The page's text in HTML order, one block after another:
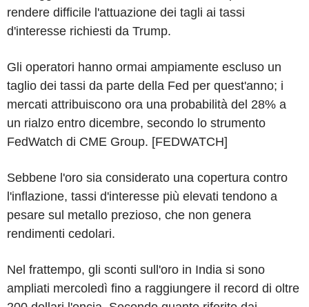
rendere difficile l'attuazione dei tagli ai tassi
d'interesse richiesti da Trump.
Gli operatori hanno ormai ampiamente escluso un
taglio dei tassi da parte della Fed per quest'anno; i
mercati attribuiscono ora una probabilità del 28% a
un rialzo entro dicembre, secondo lo strumento
FedWatch di CME Group. [FEDWATCH]
Sebbene l'oro sia considerato una copertura contro
l'inflazione, tassi d'interesse più elevati tendono a
pesare sul metallo prezioso, che non genera
rendimenti cedolari.
Nel frattempo, gli sconti sull'oro in India si sono
ampliati mercoledì fino a raggiungere il record di oltre